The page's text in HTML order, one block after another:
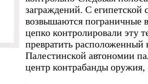
заграждений. С египетской
возвышаются пограничные
цепко контролировали эту
превратить расположенный
Палестинской автономии
центр контрабанды оружия,